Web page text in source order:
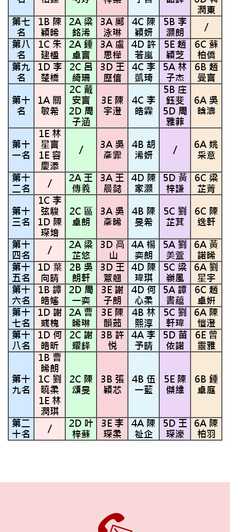
潤東
第七
名
1B 陳
穎晞
2A 梁
銘浠
3A 鄺
泳琳
4C 陳
穎妍
5B 李
灝朗
/
第八
名
1C 朱
建楹
2A 鍾
卓言
3A 盧
思樺
4D 許
若嵐
5E 趙
穎芝
6C 蘇
柏僑
第九
名
1D 李
楚橋
2C 呂
綺珊
3D 王
歷信
4C 李
凱琦
5A 林
子杰
6B 趙
曼言
第十
名
1A 關
敏希
2C 戴
安言
2D 周
子涵
3E 陳
宇澄
4C 李
皓霖
5B 庄
鈺斐
5D 周
雅菲
6A 吳
晗濤
第十
一名
1E 林
星言
1E 容
慶添
/
3A 吳
彥霏
4B 胡
浠妍
/
6A 姚
采意
第十
二名
/
2A 王
傳義
3A 王
晨懿
4D 陳
家灝
5D 黃
梓謙
6C 梁
芷菁
第十
三名
1C 李
弦駿
1D 陳
琛培
2C 區
卓朗
3A 吳
彥晞
4B 陳
旻希
5C 劉
芷萁
6C 陳
逸軒
第十
四名
/
2A 梁
芷悠
3D 高
山
4A 楊
奕朗
5A 劉
美萱
6A 黃
諾晞
第十
五名
1D 葉
向晴
2B 吳
朗軒
3D 王
薏翹
4D 陳
瑋琪
5C 梁
嶺風
6A 劉
星宇
第十
六名
1B 譚
皓媱
2D 周
一奕
3E 謝
子朗
4D 何
心柔
5A 譚
書藴
6C 趙
卓姸
第十
七名
1D 謝
彧槐
2A 曹
晞琳
3E 陳
韻茹
4B 林
熙淳
5C 劉
軒瑋
6A 陳
愷澄
第十
八名
1D 何
皓昕
2C 謝
耀鋒
3B 許
悦
4A 李
予晴
5D 苗
依諾
6E 曾
靈雅
第十
九名
1B 曹
晞朗
1C 劉
曉柔
1E 林
潤琪
2C 陳
頌旻
3B 張
穎芯
4B 伍
一藍
5E 陳
傑維
6B 鍾
卓庭
第二
十名
/
2D 叶
梓蘇
3E 李
琛柔
4A 陳
祉企
5D 王
琛濠
6A 陳
柏羽